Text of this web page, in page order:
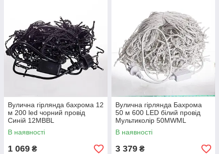
Вулична гірлянда бахрома 12
м 200 led чорний провід
Синій 12MBBL
В наявності
1 069 ₴
Вулична гірлянда Бахрома
50 м 600 LED білий провід
Мультиколір 50MWML
В наявності
3 379 ₴